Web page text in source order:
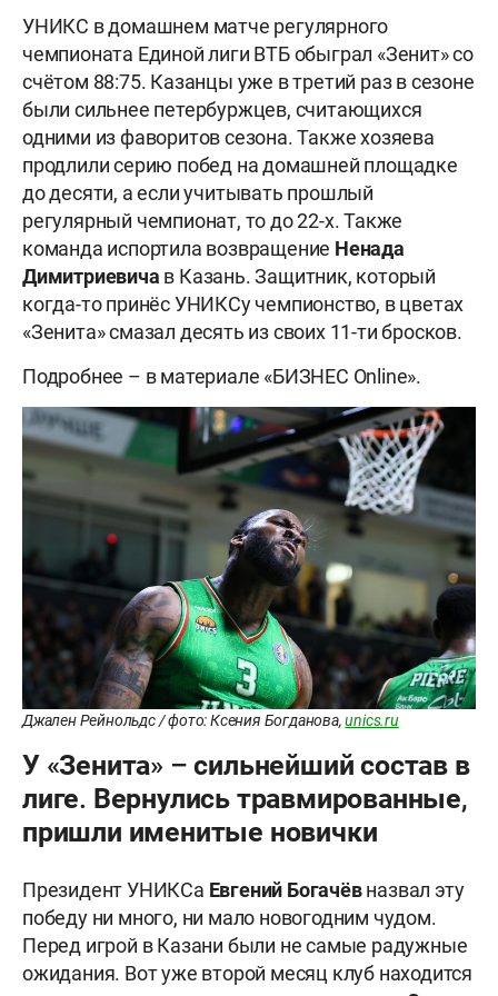
УНИКС в домашнем матче регулярного
чемпионата Единой лиги ВТБ обыграл «Зенит» со
счётом 88:75. Казанцы уже в третий раз в сезоне
были сильнее петербуржцев, считающихся
одними из фаворитов сезона. Также хозяева
продлили серию побед на домашней площадке
до десяти, а если учитывать прошлый
регулярный чемпионат, то до 22-х. Также
команда испортила возвращение Ненада
Димитриевича в Казань. Защитник, который
когда-то принёс УНИКСу чемпионство, в цветах
«Зенита» смазал десять из своих 11-ти бросков.
Подробнее – в материале «БИЗНЕС Online».
Джален Рейнольдс / фото: Ксения Богданова,unics.ru
У «Зенита» – сильнейший состав в
лиге. Вернулись травмированные,
пришли именитые новички
Президент УНИКСа Евгений Богачёвназвал эту
победу ни много, ни мало новогодним чудом.
Перед игрой в Казани были не самые радужные
ожидания. Вот уже второй месяц клуб находится